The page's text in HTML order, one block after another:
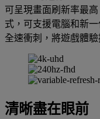
可呈現畫面刷新率最
式，可支援電腦和新
全速衝刺，將遊戲體
清晰盡在眼前